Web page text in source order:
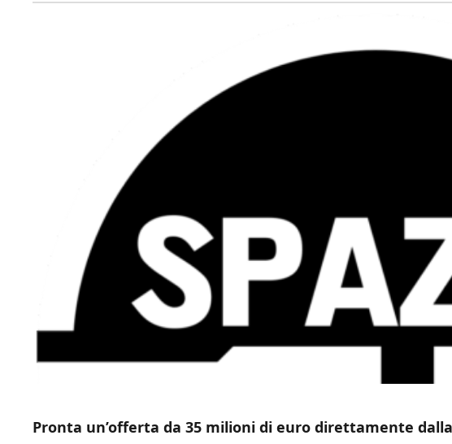
Pronta un’offerta da 35 milioni di euro direttamente